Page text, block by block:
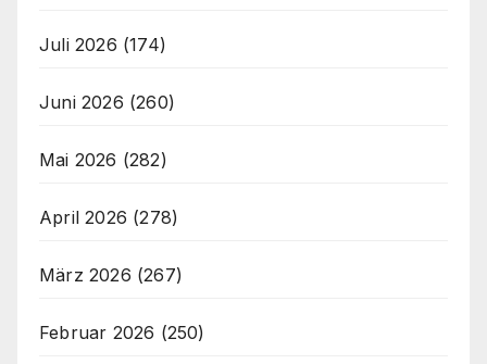
Juli 2026 (174)
Juni 2026 (260)
Mai 2026 (282)
April 2026 (278)
März 2026 (267)
Februar 2026 (250)